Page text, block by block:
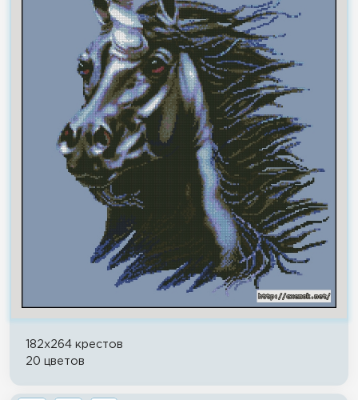
182x264 крестов
20 цветов